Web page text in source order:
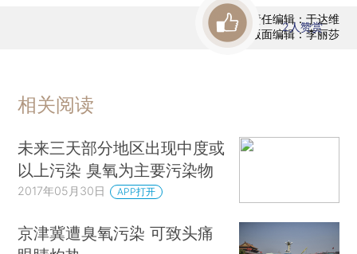
责任编辑：于达维
版面编辑：李丽莎
2人赞赏
相关阅读
未来三天部分地区出现中度或
以上污染 臭氧为主要污染物
2017年05月30日 APP打开
京津冀遭臭氧污染 可致头痛